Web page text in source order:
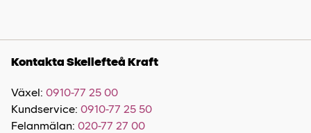
Kontakta Skellefteå Kraft
Växel: 0910-77 25 00
Kundservice: 0910-77 25 50
Felanmälan: 020-77 27 00